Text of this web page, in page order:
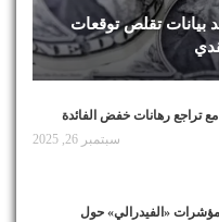
بيانات تقلص توقعات
مع تراجع رهانات خفض الفائدة
سبتمبر 26, 2025
مؤشرات «الفيدرالي» حول